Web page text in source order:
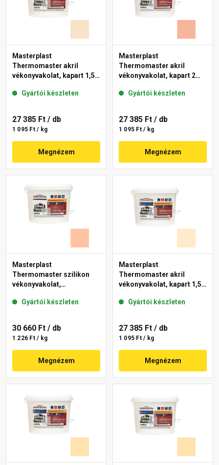
Masterplast
Thermomaster akril
vékonyvakolat, kapart 1,5
Gyártói készleten
27 385 Ft / db
1 095 Ft / kg
Megnézem
Masterplast
Thermomaster akril
vékonyvakolat, kapart 2
Gyártói készleten
27 385 Ft / db
1 095 Ft / kg
Megnézem
Masterplast
Thermomaster szilikon
vékonyvakolat,
15-D 25 kg
Gyártói készleten
30 660 Ft / db
1 226 Ft / kg
Megnézem
Masterplast
Thermomaster akril
vékonyvakolat, kapart 1,5
Gyártói készleten
27 385 Ft / db
1 095 Ft / kg
Megnézem